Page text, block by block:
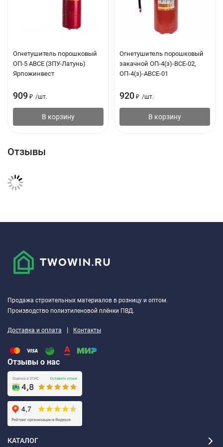
Размеры смотрового окна: 90 х 35 мм
Чувствительность сенсора: фиксирована
Вес (гр): 400
Происхождение: Россия
Огнетушитель порошковый
ОП-5 АВСЕ (ЗПУ-Латунь)
Ярпожинвест
909 ₽ /шт.
В корзину
Огнетушитель порошковый
закачной ОП-4(з)-ВСЕ-02,
ОП-4(з)-АВСЕ-01
920 ₽ /шт.
В корзину
Отзывы
Продажа строительных материалов в розницу и оптом.
Производство полиэтиленовой плёнки ПВД.
Доставка и оплата | Контакты
Отзывы о нас
КАТАЛОГ